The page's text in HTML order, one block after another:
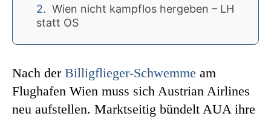
Wien nicht kampflos hergeben – LH
statt OS
Nach der Billigflieger-Schwemme am
Flughafen Wien muss sich Austrian Airlines
neu aufstellen. Marktseitig bündelt AUA ihre